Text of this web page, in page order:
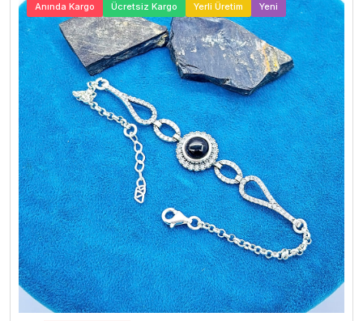
Anında Kargo Ücretsiz Kargo Yerli Üretim Yeni